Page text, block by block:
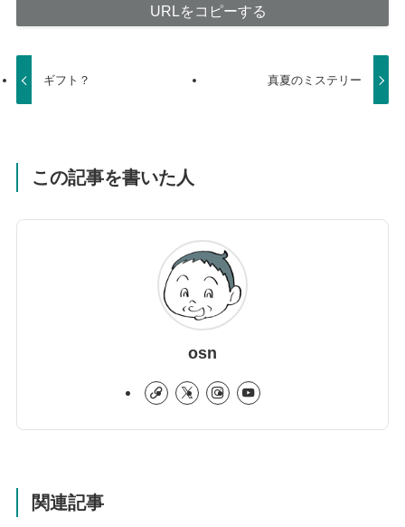
URLをコピーする
ギフト？ 真夏のミステリー
この記事を書いた人
osn
関連記事